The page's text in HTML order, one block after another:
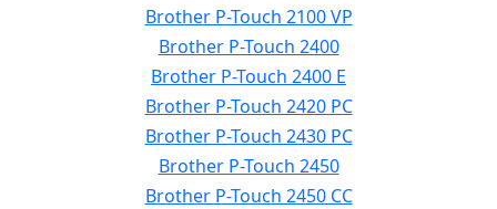
Brother P-Touch 2100 VP
Brother P-Touch 2400
Brother P-Touch 2400 E
Brother P-Touch 2420 PC
Brother P-Touch 2430 PC
Brother P-Touch 2450
Brother P-Touch 2450 CC